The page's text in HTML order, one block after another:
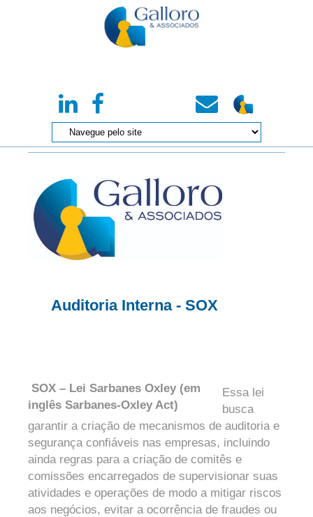
Auditoria Interna - SOX
SOX – Lei Sarbanes Oxley (em
inglês Sarbanes-Oxley Act)
Essa lei
busca
garantir a criação de mecanismos de auditoria e
segurança confiáveis nas empresas, incluindo
ainda regras para a criação de comitês e
comissões encarregados de supervisionar suas
atividades e operações de modo a mitigar riscos
aos negócios, evitar a ocorrência de fraudes ou